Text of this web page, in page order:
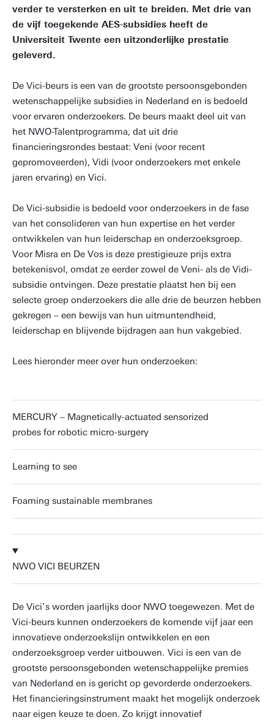
verder te versterken en uit te breiden. Met drie van
de vijf toegekende AES-subsidies heeft de
Universiteit Twente een uitzonderlijke prestatie
geleverd.
De Vici-beurs is een van de grootste persoonsgebonden
wetenschappelijke subsidies in Nederland en is bedoeld
voor ervaren onderzoekers. De beurs maakt deel uit van
het NWO-Talentprogramma, dat uit drie
financieringsrondes bestaat: Veni (voor recent
gepromoveerden), Vidi (voor onderzoekers met enkele
jaren ervaring) en Vici.
De Vici-subsidie is bedoeld voor onderzoekers in de fase
van het consolideren van hun expertise en het verder
ontwikkelen van hun leiderschap en onderzoeksgroep.
Voor Misra en De Vos is deze prestigieuze prijs extra
betekenisvol, omdat ze eerder zowel de Veni- als de Vidi-
subsidie ontvingen. Deze prestatie plaatst hen bij een
selecte groep onderzoekers die alle drie de beurzen hebben
gekregen – een bewijs van hun uitmuntendheid,
leiderschap en blijvende bijdragen aan hun vakgebied.
Lees hieronder meer over hun onderzoeken:
MERCURY – Magnetically-actuated sensorized
probes for robotic micro-surgery
Learning to see
Foaming sustainable membranes
NWO VICI BEURZEN
De Vici’s worden jaarlijks door NWO toegewezen. Met de
Vici-beurs kunnen onderzoekers de komende vijf jaar een
innovatieve onderzoekslijn ontwikkelen en een
onderzoeksgroep verder uitbouwen. Vici is een van de
grootste persoonsgebonden wetenschappelijke premies
van Nederland en is gericht op gevorderde onderzoekers.
Het financieringsinstrument maakt het mogelijk onderzoek
naar eigen keuze te doen. Zo krijgt innovatief